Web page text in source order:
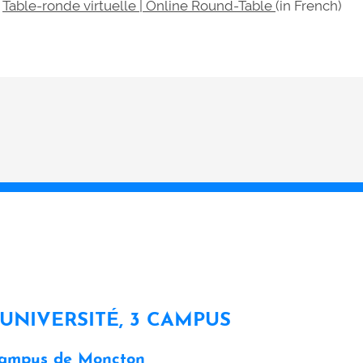
Table-ronde virtuelle | Online Round-Table(in French)
3 CAMPUS
de Moncton